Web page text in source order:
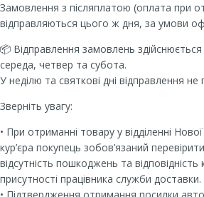
Замовлення з післяплатою (оплата при
відправляються цього ж дня, за умови
📦 Відправлення замовлень здійснюється
середа, четвер та субота.
У неділю та святкові дні відправлення
Зверніть увагу:
• При отриманні товару у відділенні
кур’єра покупець зобов’язаний
відсутність пошкоджень та
присутності працівника служби доставки.